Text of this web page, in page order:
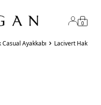
0
Casual Ayakkabı Lacivert Hakiki